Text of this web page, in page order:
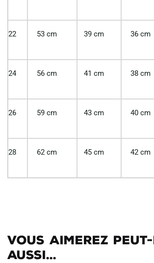
22 53 cm 39 cm 36 cm
24 56 cm 41 cm 38 cm
26 59 cm 43 cm 40 cm
28 62 cm 45 cm 42 cm
Vous aimerez
aussi...